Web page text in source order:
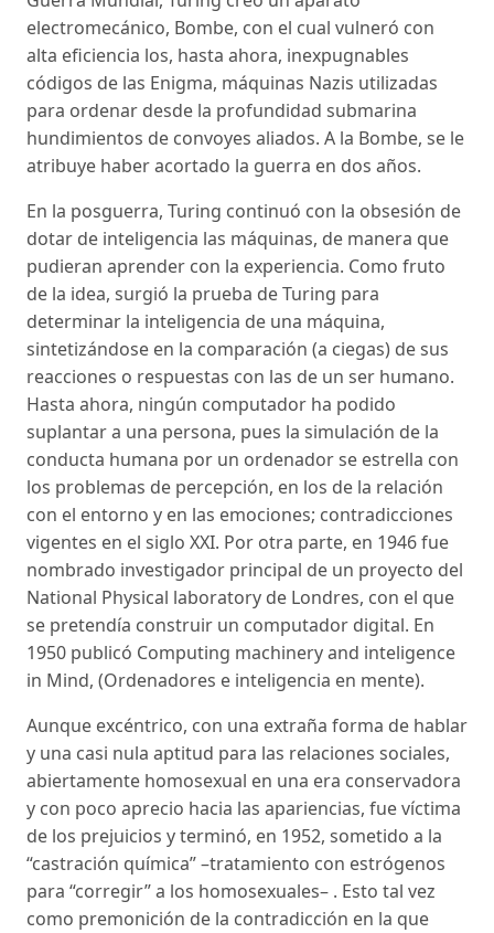
electromecánico, Bombe, con el cual vulneró con
alta eficiencia los, hasta ahora, inexpugnables
códigos de las Enigma, máquinas Nazis utilizadas
para ordenar desde la profundidad submarina
hundimientos de convoyes aliados. A la Bombe, se le
atribuye haber acortado la guerra en dos años.
En la posguerra, Turing continuó con la obsesión de
dotar de inteligencia las máquinas, de manera que
pudieran aprender con la experiencia. Como fruto
de la idea, surgió la prueba de Turing para
determinar la inteligencia de una máquina,
sintetizándose en la comparación (a ciegas) de sus
reacciones o respuestas con las de un ser humano.
Hasta ahora, ningún computador ha podido
suplantar a una persona, pues la simulación de la
conducta humana por un ordenador se estrella con
los problemas de percepción, en los de la relación
con el entorno y en las emociones; contradicciones
vigentes en el siglo XXI. Por otra parte, en 1946 fue
nombrado investigador principal de un proyecto del
National Physical laboratory de Londres, con el que
se pretendía construir un computador digital. En
1950 publicó Computing machinery and inteligence
in Mind, (Ordenadores e inteligencia en mente).
Aunque excéntrico, con una extraña forma de hablar
y una casi nula aptitud para las relaciones sociales,
abiertamente homosexual en una era conservadora
y con poco aprecio hacia las apariencias, fue víctima
de los prejuicios y terminó, en 1952, sometido a la
“castración química” –tratamiento con estrógenos
para “corregir” a los homosexuales– . Esto tal vez
como premonición de la contradicción en la que